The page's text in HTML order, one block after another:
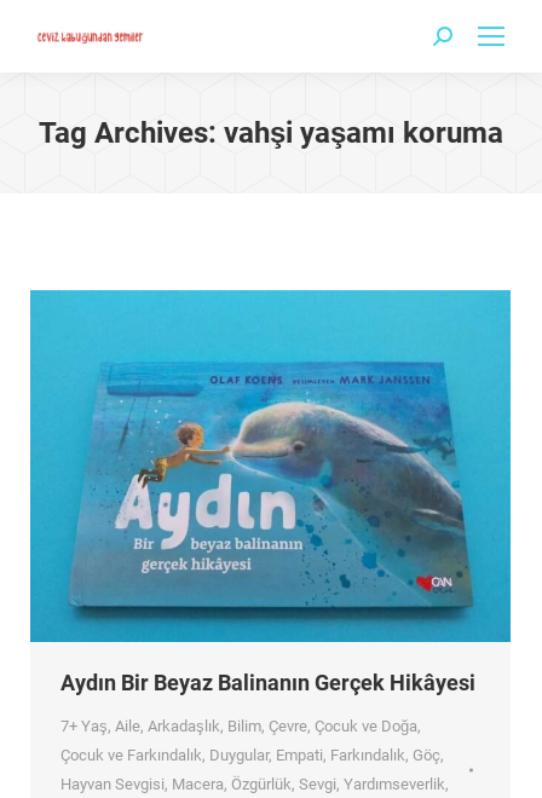
Search:
Tag Archives: vahşi yaşamı koruma
Aydın Bir Beyaz Balinanın Gerçek Hikâyesi
7+ Yaş, Aile, Arkadaşlık, Bilim, Çevre, Çocuk ve Doğa,
Çocuk ve Farkındalık, Duygular, Empati, Farkındalık, Göç,
Hayvan Sevgisi, Macera, Özgürlük, Sevgi, Yardımseverlik,